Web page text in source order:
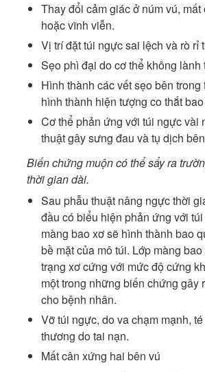
Thay đổi cảm giác ở núm vú, mất
hoặc vĩnh viễn.
Vị trí đặt túi ngực sai lệch và rò rỉ
Sẹo phì đại do cơ thể không lành
Hình thành các vết sẹo bên
hình thành hiện tượng co thắt
Cơ thể phản ứng với túi ngực vài
thuật gây sưng đau và tụ dịch
Biến chứng muộn có thể sẩy ra
thời gian dài.
Sau phẫu thuật nâng ngực thời
đầu có biểu hiện phản ứng với
màng bao xơ sẽ hình thành bao
bề mặt của mô túi. Lớp màng
trạng xơ cứng với mức độ cứng
một trong những biến chứng gây
cho bệnh nhân.
Vỡ túi ngực, do va chạm mạnh,
thương do tai nạn.
Mất cân xứng hai bên vú